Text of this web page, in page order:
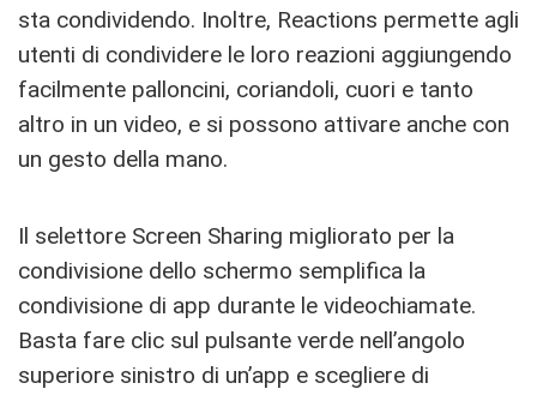
sta condividendo. Inoltre, Reactions permette agli
utenti di condividere le loro reazioni aggiungendo
facilmente palloncini, coriandoli, cuori e tanto
altro in un video, e si possono attivare anche con
un gesto della mano.
Il selettore Screen Sharing migliorato per la
condivisione dello schermo semplifica la
condivisione di app durante le videochiamate.
Basta fare clic sul pulsante verde nell’angolo
superiore sinistro di un’app e scegliere di